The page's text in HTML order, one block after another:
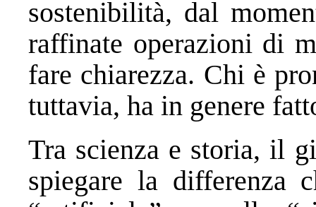
sostenibilità, dal
raffinate operazioni di
fare chiarezza. Chi è
tuttavia, ha in genere
Tra scienza e storia, il
spiegare la differenza